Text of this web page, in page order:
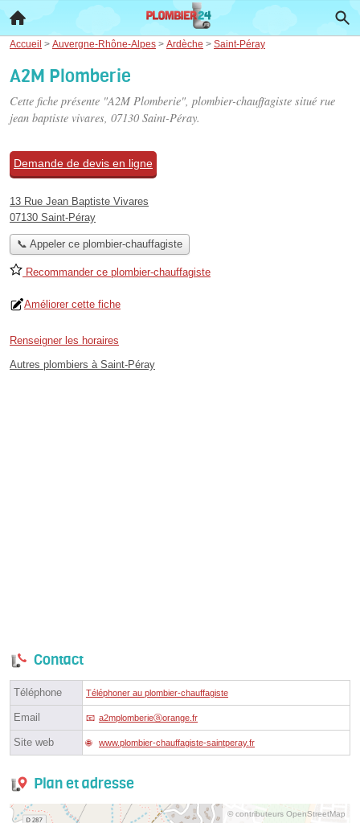
Accueil > Auvergne-Rhône-Alpes > Ardèche > Saint-Péray
A2M Plomberie
Cette fiche présente "A2M Plomberie", plombier-chauffagiste situé rue
jean baptiste vivares, 07130 Saint-Péray.
Demande de devis en ligne
13 Rue Jean Baptiste Vivares
07130 Saint-Péray
📞 Appeler ce plombier-chauffagiste
Recommander ce plombier-chauffagiste
Améliorer cette fiche
Renseigner les horaires
Autres plombiers à Saint-Péray
Contact
Téléphone Téléphoner au plombier-chauffagiste
Email a2mplomberieⓐorange.fr
Site web www.plombier-chauffagiste-saintperay.fr
Plan et adresse
© contributeurs OpenStreetMap